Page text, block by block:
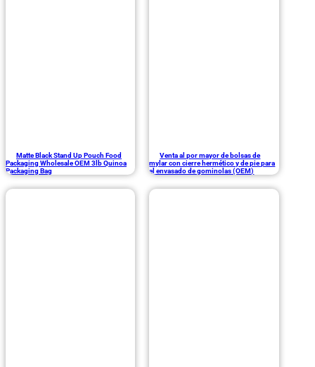
Matte Black Stand Up Pouch Food
Packaging Wholesale OEM 3lb Quinoa
Packaging Bag
Venta al por mayor de bolsas de
mylar con cierre hermético y de pie para
el envasado de gominolas (OEM)